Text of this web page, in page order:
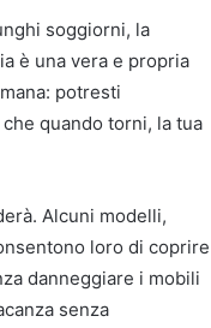
soggiorni, la
è una vera e propria
potresti
quando torni, la tua
Alcuni modelli,
loro di coprire
danneggiare i mobili
senza